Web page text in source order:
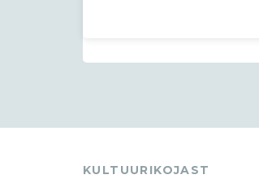
KULTUURIKOJAST